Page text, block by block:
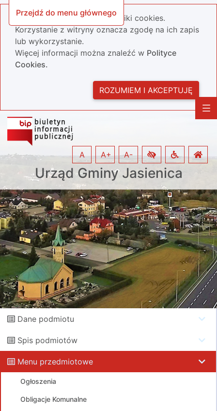
Przejdź do menu głównego
Nasza strona wykorzystuje pliki cookies.
Korzystanie z witryny oznacza zgodę na ich zapis
lub wykorzystanie.
Więcej informacji można znaleźć w Polityce
Cookies.
ROZUMIEM I AKCEPTUJĘ
Urząd Gminy Jasienica
A A+ A-
Dane podmiotu
Spis podmiotów
Menu przedmiotowe
Ogłoszenia
Obligacje Komunalne